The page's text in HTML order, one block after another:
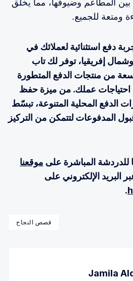
بين المطاعم وضيوفها، مما يخلق
ومتعة للجميع.
دفع استثنائية لعملائك في
إفريقيا، توفر لك تاب
من منتجات الدفع المتطورة
احتياجات عملك. من ميزة حفظ
الدفع المحلية المتنوعة، تبسّط
المدفوعات لتتمكن من التركيز
للدردشة المباشرة على موقعنا
البريد الإلكتروني على
.
قصص النجاح
Jamila